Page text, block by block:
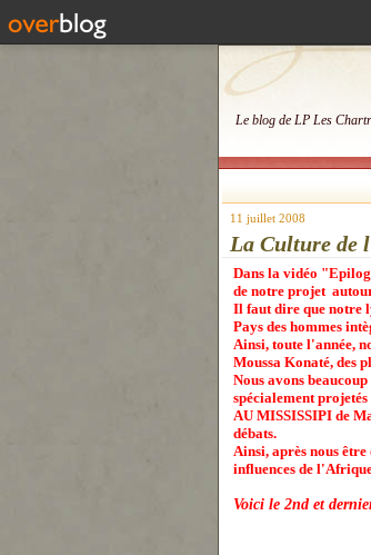
Le blog de LP Les
11 juillet 2008
La Culture de
Dans la vidéo
de notre projet
Il faut dire que notre
Pays des hommes
Ainsi, toute l'année,
Moussa Konaté, des
Nous avons
spécialement
AU MISSISSIPI de
débats.
Ainsi, après nous
influences de
Voici le 2nd et